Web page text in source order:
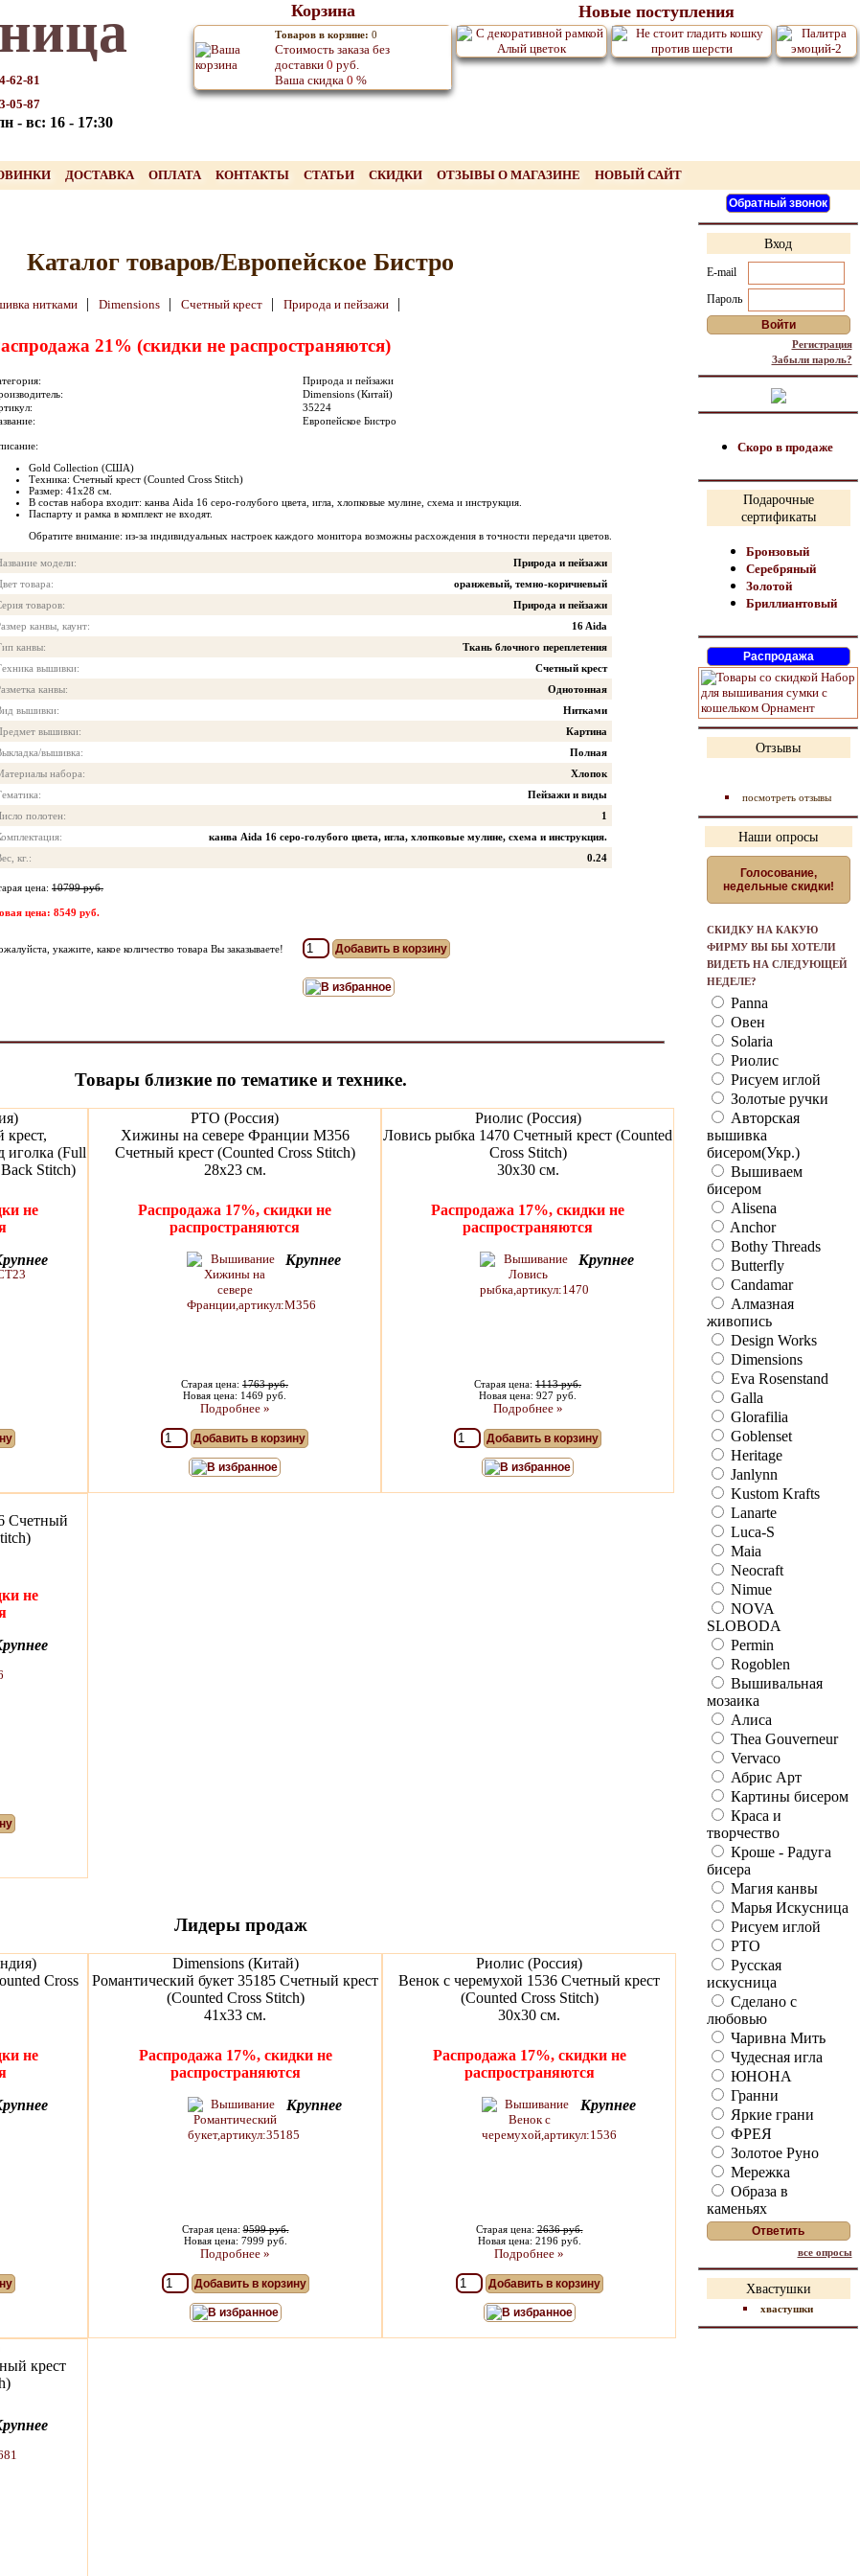
62-81
05-87
- вс: 16 - 17:30
Корзина
Товаров в корзине: 0
Стоимость заказа без
доставки 0 руб.
Ваша скидка 0 %
Новые поступления
ДОСТАВКА ОПЛАТА КОНТАКТЫ СТАТЬИ СКИДКИ ОТЗЫВЫ О МАГАЗИНЕ НОВЫЙ САЙТ
Каталог товаров/Европейское Бистро
нитками | Dimensions | Счетный крест | Природа и пейзажи |
21% (скидки не распространяются)
Природа и пейзажи
Dimensions (Китай)
35224
Европейское Бистро
Gold Collection (США)
Техника: Счетный крест (Counted Cross Stitch)
Размер: 41x28 см.
В состав набора входит: канва Aida 16 серо-голубого цвета, игла, хлопковые мулине, схема и инструкция.
Паспарту и рамка в комплект не входят.
Обратите внимание: из-за индивидуальных настроек каждого монитора возможны расхождения в точности передачи цветов.
модели:
Природа и пейзажи
товара:
оранжевый, темно-коричневый
товаров:
Природа и пейзажи
канвы, каунт:
16 Aida
канвы:
Ткань блочного переплетения
вышивки:
Счетный крест
канвы:
Однотонная
вышивки:
Нитками
вышивки:
Картина
вышивка:
Полная
набора:
Хлопок
Пейзажи и виды
полотен:
1
канва Aida 16 серо-голубого цвета, игла, хлопковые мулине, схема и инструкция.
кг.:
0.24
цена: 10799 руб.
цена: 8549 руб.
укажите, какое количество товара Вы заказываете!
В избранное
Товары близкие по тематике и технике.
иголка (Full
Stitch)
не
РТО (Россия)
Хижины на севере Франции M356
Счетный крест (Counted Cross Stitch)
28x23 см.
Распродажа 17%, скидки не
распространяются
Крупнее
Старая цена: 1763 руб.
Новая цена: 1469 руб.
Подробнее »
Добавить в корзину
В избранное
Риолис (Россия)
Ловись рыбка 1470 Счетный крест (Counted
Cross Stitch)
30х30 см.
Распродажа 17%, скидки не
распространяются
Крупнее
Старая цена: 1113 руб.
Новая цена: 927 руб.
Подробнее »
Добавить в корзину
В избранное
Счетный
не
Лидеры продаж
Cross
не
Dimensions (Китай)
Романтический букет 35185 Счетный крест
(Counted Cross Stitch)
41x33 см.
Распродажа 17%, скидки не
распространяются
Крупнее
Старая цена:9599 руб.
Новая цена: 7999 руб.
Подробнее »
Добавить в корзину
В избранное
Риолис (Россия)
Венок с черемухой 1536 Счетный крест
(Counted Cross Stitch)
30х30 см.
Распродажа 17%, скидки не
распространяются
Крупнее
Старая цена:2636 руб.
Новая цена: 2196 руб.
Подробнее »
Добавить в корзину
В избранное
крест
Вход
E-mail
Пароль
Регистрация
Забыли пароль?
Скоро в продаже
Подарочные
сертификаты
Бронзовый
Серебряный
Золотой
Бриллиантовый
Отзывы
посмотреть отзывы
Наши опросы
Голосование,
недельные скидки!
СКИДКУ НА КАКУЮ
ФИРМУ ВЫ БЫ ХОТЕЛИ
ВИДЕТЬ НА СЛЕДУЮЩЕЙ
НЕДЕЛЕ?
Panna
Овен
Solaria
Риолис
Рисуем иглой
Золотые ручки
Авторская
вышивка
бисером(Укр.)
Вышиваем
бисером
Alisena
Anchor
Bothy Threads
Butterfly
Candamar
Алмазная
живопись
Design Works
Dimensions
Eva Rosenstand
Galla
Glorafilia
Goblenset
Heritage
Janlynn
Kustom Krafts
Lanarte
Luca-S
Maia
Neocraft
Nimue
NOVA
SLOBODA
Permin
Rogoblen
Вышивальная
мозаика
Алиса
Thea Gouverneur
Vervaco
Абрис Арт
Картины бисером
Краса и
творчество
Кроше - Радуга
бисера
Магия канвы
Марья Искусница
Рисуем иглой
РТО
Русская
искусница
Сделано с
любовью
Чаривна Мить
Чудесная игла
ЮНОНА
Гранни
Яркие грани
ФРЕЯ
Золотое Руно
Мережка
Образа в
каменьях
все опросы
Хвастушки
хвастушки